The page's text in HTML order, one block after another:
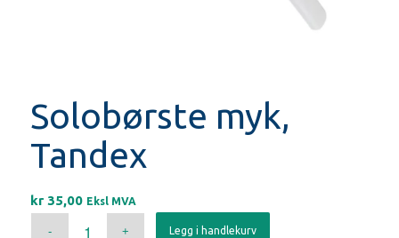
Solobørste myk,
Tandex
kr35,00 Eksl MVA
Legg i handlekurv